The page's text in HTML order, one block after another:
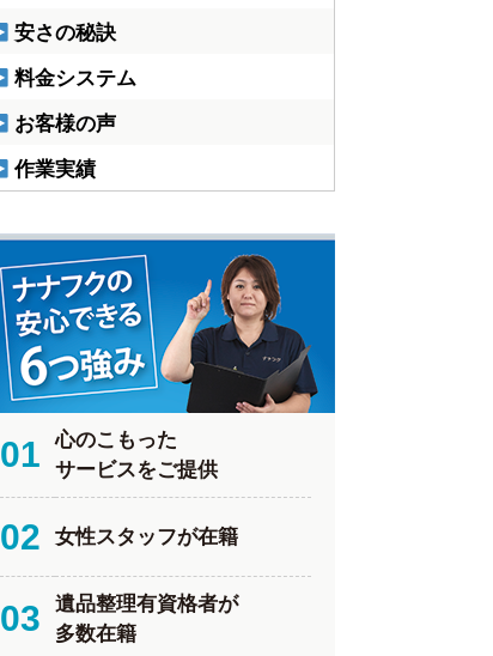
安さの秘訣
料金システム
お客様の声
作業実績
01
心のこもった
サービスをご提供
02 女性スタッフが在籍
03
遺品整理有資格者が
多数在籍